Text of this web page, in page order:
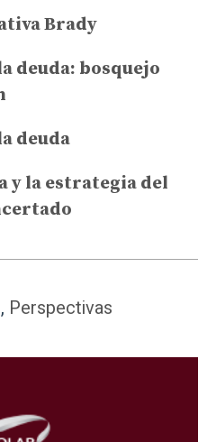
, Perspectivas
Brady
deuda: bosquejo
deuda
y la estrategia del